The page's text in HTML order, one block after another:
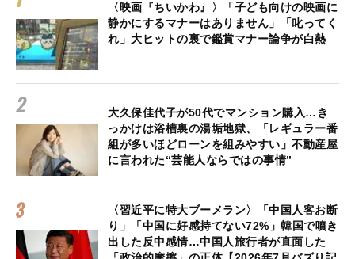
〈映画『ちいかわ』〉「子ども向けの映画に
静かにするマナーはありません」「叱ってく
れ」大ヒットの裏で鑑賞マナー論争が白熱
大久保佳代子が50代でマンション購入…き
っかけは浴槽裏の湯垢地獄、「レギュラー番
組が多いほどローンを組みやすい」不動産屋
に言われた“芸能人ならではの事情”
〈習近平に特大ブーメラン〉「中国人客お断
り」「中国に好感持てない72%」韓国で噴き
出した反中感情…中国人旅行者が直面した